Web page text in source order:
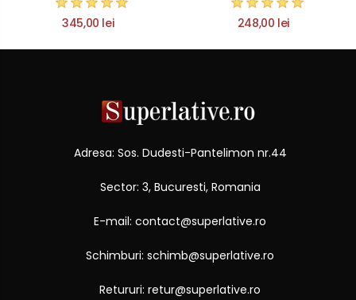
345,00 lei 248,00 lei
Adresa: Sos. Dudesti-Pantelimon nr.44
Sector: 3, Bucuresti, Romania
E-mail: contact@superlative.ro
Schimburi: schimb@superlative.ro
Retururi: retur@superlative.ro